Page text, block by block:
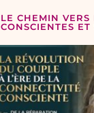
LE CHEMIN VERS
CONSCIENTES ET